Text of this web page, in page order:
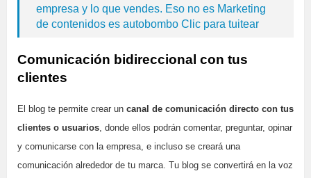
empresa y lo que vendes. Eso no es Marketing
de contenidos es autobombo Clic para tuitear
Comunicación bidireccional con tus
clientes
El blog te permite crear un canal de comunicación directo con tus
clientes o usuarios, donde ellos podrán comentar, preguntar, opinar
y comunicarse con la empresa, e incluso se creará una
comunicación alrededor de tu marca. Tu blog se convertirá en la voz